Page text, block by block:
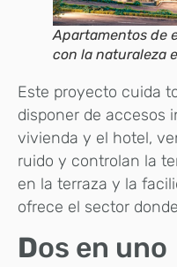
Apartamentos de
con la naturaleza
Este proyecto cuida
disponer de accesos
vivienda y el hotel,
ruido y controlan la
en la terraza y la
ofrece el sector
Dos en uno